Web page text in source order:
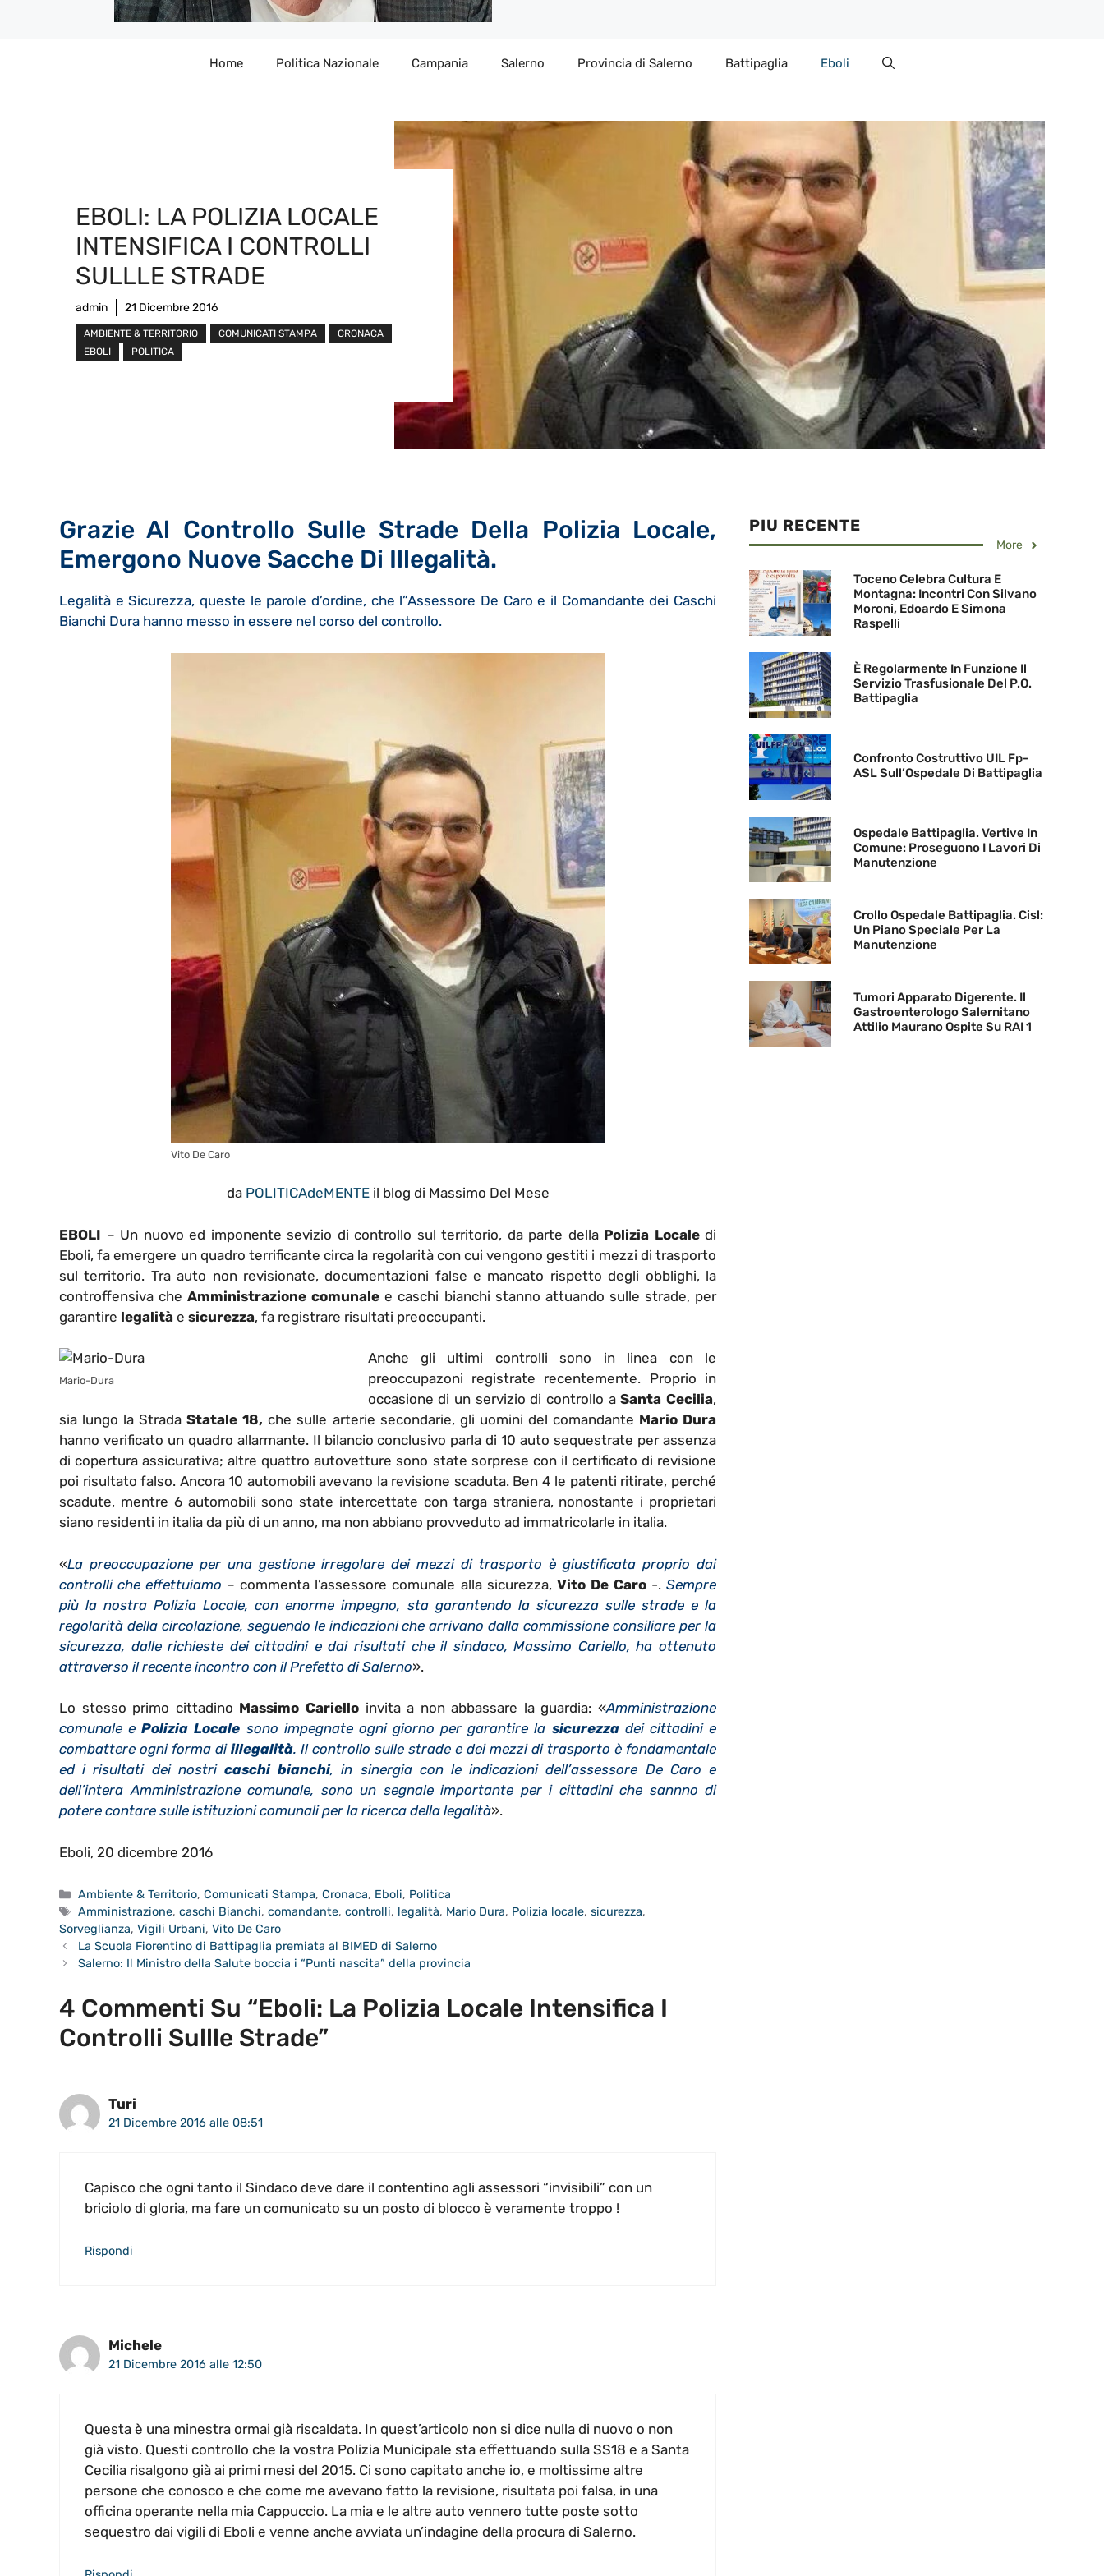
Home Politica Nazionale Campania Salerno Provincia di Salerno Battipaglia Eboli
EBOLI: LA POLIZIA LOCALE
INTENSIFICA I CONTROLLI
SULLLE STRADE
admin 21 Dicembre 2016
AMBIENTE & TERRITORIO COMUNICATI STAMPA
CRONACA
EBOLI
POLITICA
Grazie Al Controllo Sulle Strade Della Polizia Locale,
Emergono Nuove Sacche Di Illegalità.
Legalità e Sicurezza, queste le parole d’ordine, che l”Assessore De Caro e il Comandante dei Caschi
Bianchi Dura hanno messo in essere nel corso del controllo.
Vito De Caro
da POLITICAdeMENTEil blog di Massimo Del Mese
EBOLI – Un nuovo ed imponente sevizio di controllo sul territorio, da parte della Polizia Localedi
Eboli, fa emergere un quadro terrificante circa la regolarità con cui vengono gestiti i mezzi di trasporto
sul territorio. Tra auto non revisionate, documentazioni false e mancato rispetto degli obblighi, la
controffensiva cheAmministrazione comunale e caschi bianchi stanno attuando sulle strade, per
garantire legalità e sicurezza, fa registrare risultati preoccupanti.
Mario-Dura
Anche gli ultimi controlli sono in linea con le
preoccupazoni registrate recentemente. Proprio in
occasione di un servizio di controllo aSanta Cecilia,
sia lungo la StradaStatale 18, che sulle arterie secondarie, gli uomini del comandante Mario Dura
hanno verificato un quadro allarmante. Il bilancio conclusivo parla di 10 auto sequestrate per assenza
di copertura assicurativa; altre quattro autovetture sono state sorprese con il certificato di revisione
poi risultato falso. Ancora 10 automobili avevano la revisione scaduta. Ben 4 le patenti ritirate, perché
scadute, mentre 6 automobili sono state intercettate con targa straniera, nonostante i proprietari
siano residenti in italia da più di un anno, ma non abbiano provveduto ad immatricolarle in italia.
«La preoccupazione per una gestione irregolare dei mezzi di trasporto è giustificata proprio dai
controlli che effettuiamo – commenta l’assessore comunale alla sicurezza, Vito De Caro-.Sempre
più la nostra Polizia Locale, con enorme impegno, sta garantendo la sicurezza sulle strade e la
regolarità della circolazione, seguendo le indicazioni che arrivano dalla commissione consiliare per la
sicurezza, dalle richieste dei cittadini e dai risultati che il sindaco, Massimo Cariello, ha ottenuto
attraverso il recente incontro con il Prefetto di Salerno».
Lo stesso primo cittadino Massimo Carielloinvita a non abbassare la guardia: «Amministrazione
comunale ePolizia Locale sono impegnate ogni giorno per garantire la sicurezzadei cittadini e
combattere ogni forma di illegalità. Il controllo sulle strade e dei mezzi di trasporto è fondamentale
ed i risultati dei nostri caschi bianchi, in sinergia con le indicazioni dell’assessore De Caro e
dell’intera Amministrazione comunale, sono un segnale importante per i cittadini che sannno di
potere contare sulle istituzioni comunali per la ricerca della legalità».
Eboli, 20 dicembre 2016
Categorie
Ambiente & Territorio,Comunicati Stampa,Cronaca, Eboli, Politica
Tag
Amministrazione,caschi Bianchi,comandante,controlli, legalità, Mario Dura, Polizia locale,sicurezza,
Sorveglianza, Vigili Urbani, Vito De Caro
La Scuola Fiorentino di Battipaglia premiata al BIMED di Salerno
Salerno: Il Ministro della Salute boccia i “Punti nascita” della provincia
4 Commenti Su “Eboli: La Polizia Locale Intensifica I
Controlli Sullle Strade”
Turi
21 Dicembre 2016 alle 08:51
Capisco che ogni tanto il Sindaco deve dare il contentino agli assessori “invisibili” con un
briciolo di gloria, ma fare un comunicato su un posto di blocco è veramente troppo !
Rispondi
Michele
21 Dicembre 2016 alle 12:50
Questa è una minestra ormai già riscaldata. In quest’articolo non si dice nulla di nuovo o non
già visto. Questi controllo che la vostra Polizia Municipale sta effettuando sulla SS18 e a Santa
Cecilia risalgono già ai primi mesi del 2015. Ci sono capitato anche io, e moltissime altre
persone che conosco e che come me avevano fatto la revisione, risultata poi falsa, in una
officina operante nella mia Cappuccio. La mia e le altre auto vennero tutte poste sotto
sequestro dai vigili di Eboli e venne anche avviata un’indagine della procura di Salerno.
PIU RECENTE
More
Toceno Celebra Cultura E
Montagna: Incontri Con Silvano
Moroni, Edoardo E Simona
Raspelli
È Regolarmente In Funzione Il
Servizio Trasfusionale Del P.O.
Battipaglia
Confronto Costruttivo UIL Fp-
ASL Sull’Ospedale Di Battipaglia
Ospedale Battipaglia. Vertive In
Comune: Proseguono I Lavori Di
Manutenzione
Crollo Ospedale Battipaglia. Cisl:
Un Piano Speciale Per La
Manutenzione
Tumori Apparato Digerente. Il
Gastroenterologo Salernitano
Attilio Maurano Ospite Su RAI 1